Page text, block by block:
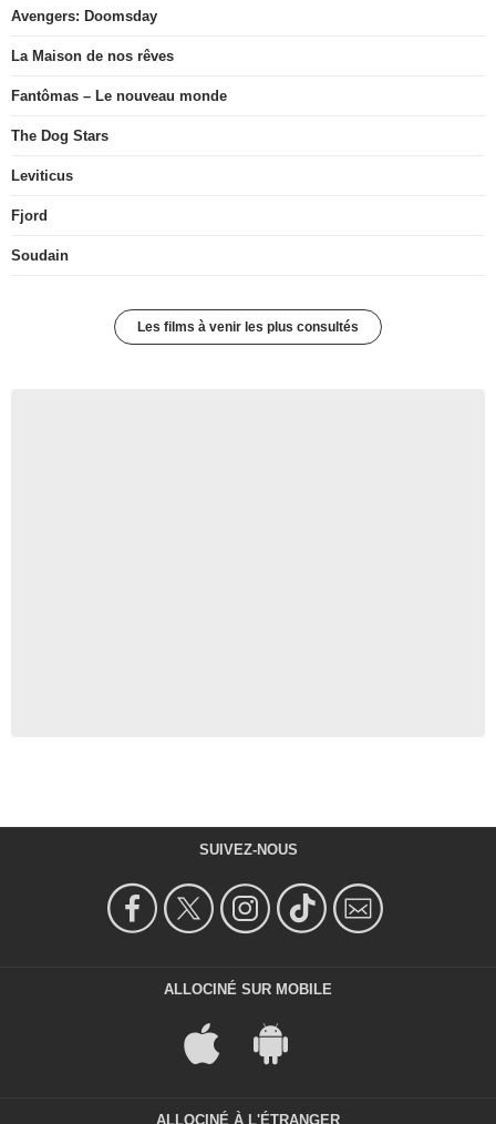
Avengers: Doomsday
La Maison de nos rêves
Fantômas – Le nouveau monde
The Dog Stars
Leviticus
Fjord
Soudain
Les films à venir les plus consultés
SUIVEZ-NOUS
ALLOCINÉ SUR MOBILE
ALLOCINÉ À L'ÉTRANGER